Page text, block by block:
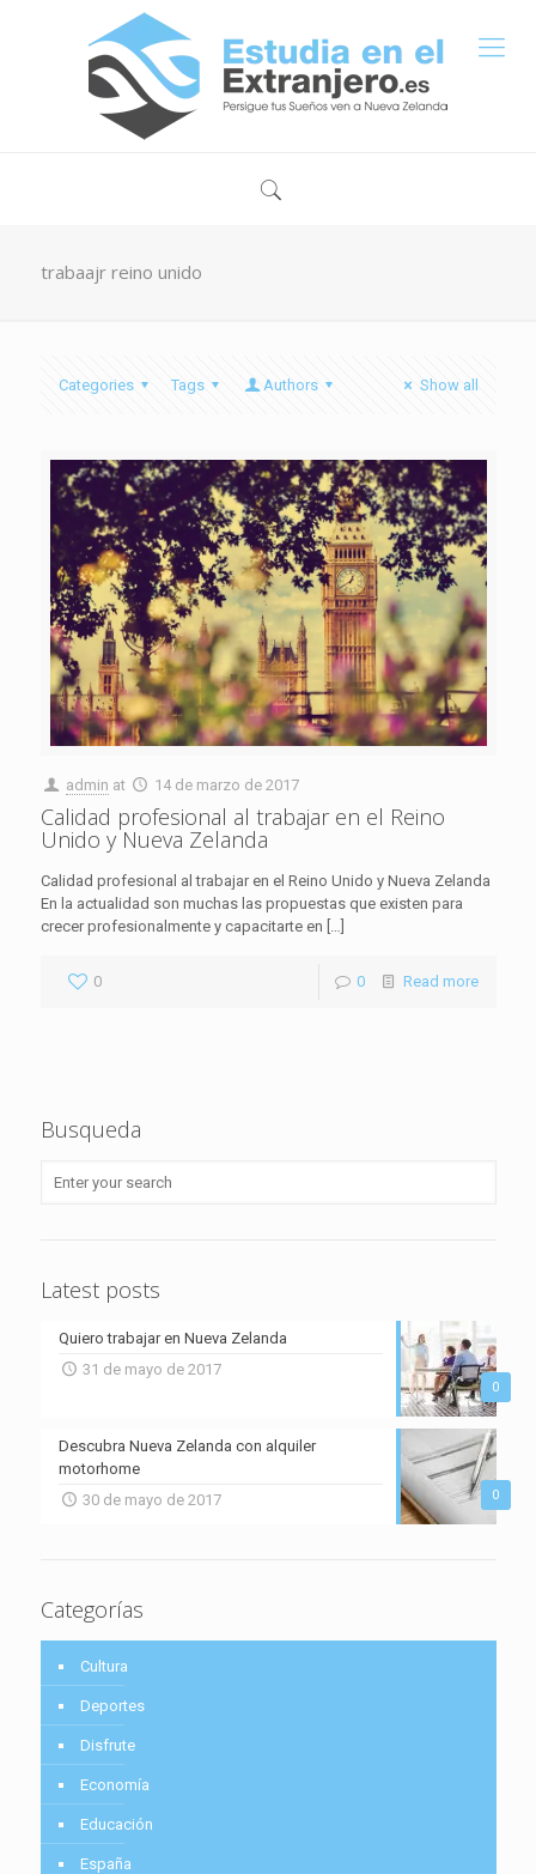
trabaajr reino unido
Categories Tags Authors Show all
admin at 14 de marzo de 2017
Calidad profesional al trabajar en el Reino
Unido y Nueva Zelanda
Calidad profesional al trabajar en el Reino Unido y Nueva Zelanda
En la actualidad son muchas las propuestas que existen para
crecer profesionalmente y capacitarte en […]
0 0 Read more
Busqueda
Latest posts
0
Quiero trabajar en Nueva Zelanda
31 de mayo de 2017
0
Descubra Nueva Zelanda con alquiler
motorhome
30 de mayo de 2017
Categorías
Cultura
Deportes
Disfrute
Economía
Educación
España